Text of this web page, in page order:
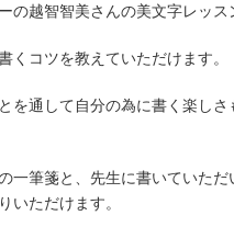
の越智智美さんの美文字レッス
くコツを教えていただけます。
を通して自分の為に書く楽しさ
一筆箋と、先生に書いていただ
いただけます。